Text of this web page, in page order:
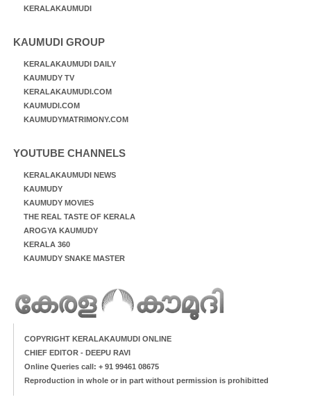
KERALAKAUMUDI
KAUMUDI GROUP
KERALAKAUMUDI DAILY
KAUMUDY TV
KERALAKAUMUDI.COM
KAUMUDI.COM
KAUMUDYMATRIMONY.COM
YOUTUBE CHANNELS
KERALAKAUMUDI NEWS
KAUMUDY
KAUMUDY MOVIES
THE REAL TASTE OF KERALA
AROGYA KAUMUDY
KERALA 360
KAUMUDY SNAKE MASTER
COPYRIGHT KERALAKAUMUDI ONLINE
CHIEF EDITOR - DEEPU RAVI
Online Queries call: + 91 99461 08675
Reproduction in whole or in part without permission is prohibitted